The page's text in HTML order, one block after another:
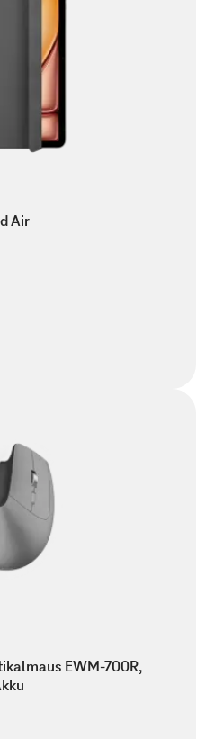
Air
EWM-700R,